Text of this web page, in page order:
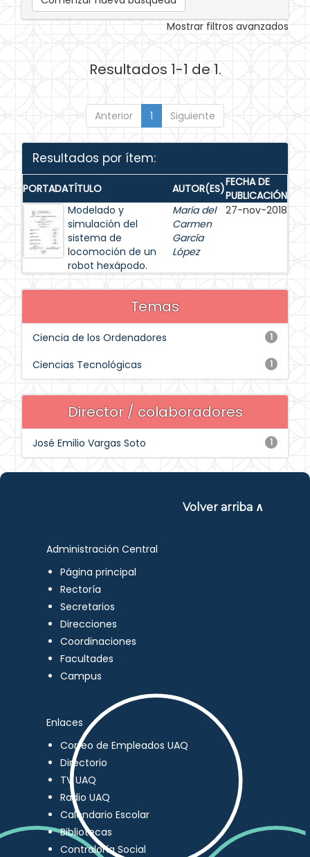
Mostrar filtros avanzados
Resultados 1-1 de 1.
Anterior 1 Siguiente
Resultados por ítem:
PORTADATÍTULO AUTOR(ES)FECHA DE
PUBLICACIÓN
Modelado y
simulación del
sistema de
locomoción de un
robot hexápodo.
María del
Carmen
García
López
27-nov-2018
Temas
1
Ciencia de los Ordenadores
1
Ciencias Tecnológicas
Director / colaboradores
1
José Emilio Vargas Soto
Volver arriba ∧
Administración Central
Página principal
Rectoría
Secretarios
Direcciones
Coordinaciones
Facultades
Campus
Enlaces
Correo de Empleados UAQ
Directorio
TV UAQ
Radio UAQ
Calendario Escolar
Bibliotecas
Contraloría Social